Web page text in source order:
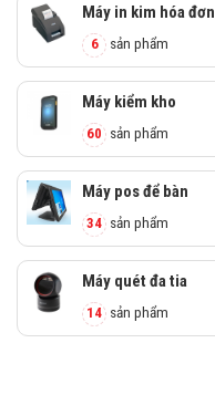
Máy in kim hóa đơn
6 sản phẩm
Máy kiểm kho
60 sản phẩm
Máy pos để bàn
34 sản phẩm
Máy quét đa tia
14 sản phẩm